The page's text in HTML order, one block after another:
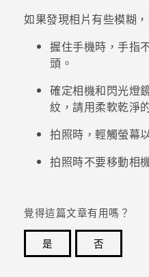
優惠專區
焦點訊息
校園專案
企業採購
銷售門市
VIVELAND
如果發現相片有些模糊
握住手機時，手指
頭。
確定相機和閃光燈
紋，請用柔軟乾淨
拍照時，輕觸螢幕
拍照時不要移動相
覺得這篇文章有用嗎？
是
否